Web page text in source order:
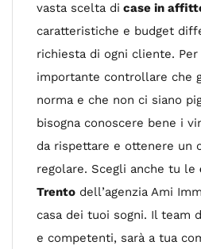
vasta scelta di case in
caratteristiche e budget
richiesta di ogni cliente.
importante controllare che
norma e che non ci siano
bisogna conoscere bene i
da rispettare e ottenere un
regolare. Scegli anche tu le
Trento dell’agenzia Ami
casa dei tuoi sogni. Il team
e competenti, sarà a tua